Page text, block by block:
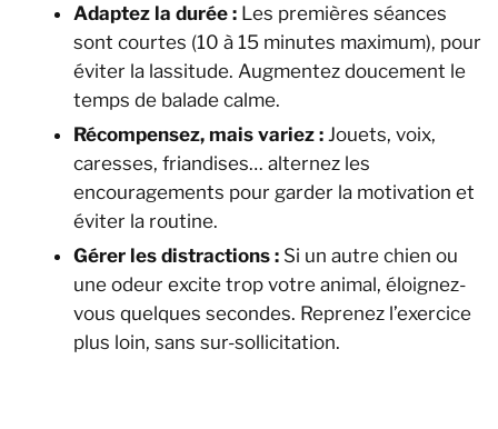
Adaptez la durée : Les premières séances
sont courtes (10 à 15 minutes maximum), pour
éviter la lassitude. Augmentez doucement le
temps de balade calme.
Récompensez, mais variez : Jouets, voix,
caresses, friandises… alternez les
encouragements pour garder la motivation et
éviter la routine.
Gérer les distractions : Si un autre chien ou
une odeur excite trop votre animal, éloignez-
vous quelques secondes. Reprenez l’exercice
plus loin, sans sur-sollicitation.